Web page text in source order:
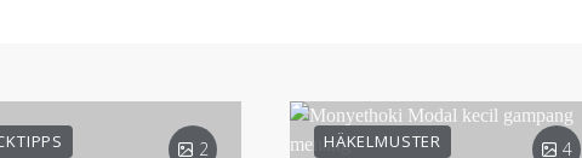
2 4
HÄKELMUSTER